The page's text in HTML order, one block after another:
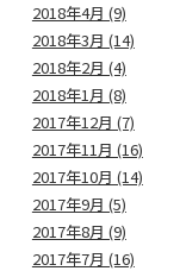
2018年4月 (9)
2018年3月 (14)
2018年2月 (4)
2018年1月 (8)
2017年12月 (7)
2017年11月 (16)
2017年10月 (14)
2017年9月 (5)
2017年8月 (9)
2017年7月 (16)